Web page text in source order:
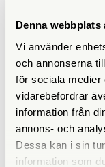
Denna webbplats
Vi använder
och annonserna
för sociala medier
vidarebefordrar
information från
annons- och
Dessa kan i sin
information som
Benlåstyp
Medföljande